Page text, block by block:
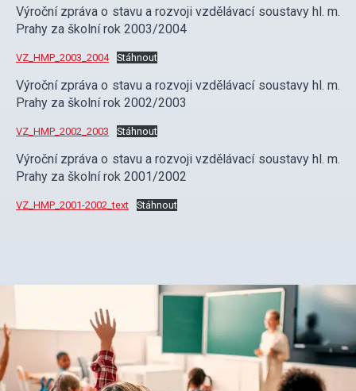
Výroční zpráva o stavu a rozvoji vzdělávací soustavy hl. m.
Prahy za školní rok 2003/2004
VZ_HMP_2003_2004 Stáhnout
Výroční zpráva o stavu a rozvoji vzdělávací soustavy hl. m.
Prahy za školní rok 2002/2003
VZ_HMP_2002_2003 Stáhnout
Výroční zpráva o stavu a rozvoji vzdělávací soustavy hl. m.
Prahy za školní rok 2001/2002
VZ_HMP_2001-2002_text Stáhnout